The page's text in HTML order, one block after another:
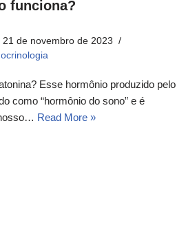
funciona?
21 de novembro de 2023
Esse hormônio produzido pelo
como “hormônio do sono” e é
Read More »